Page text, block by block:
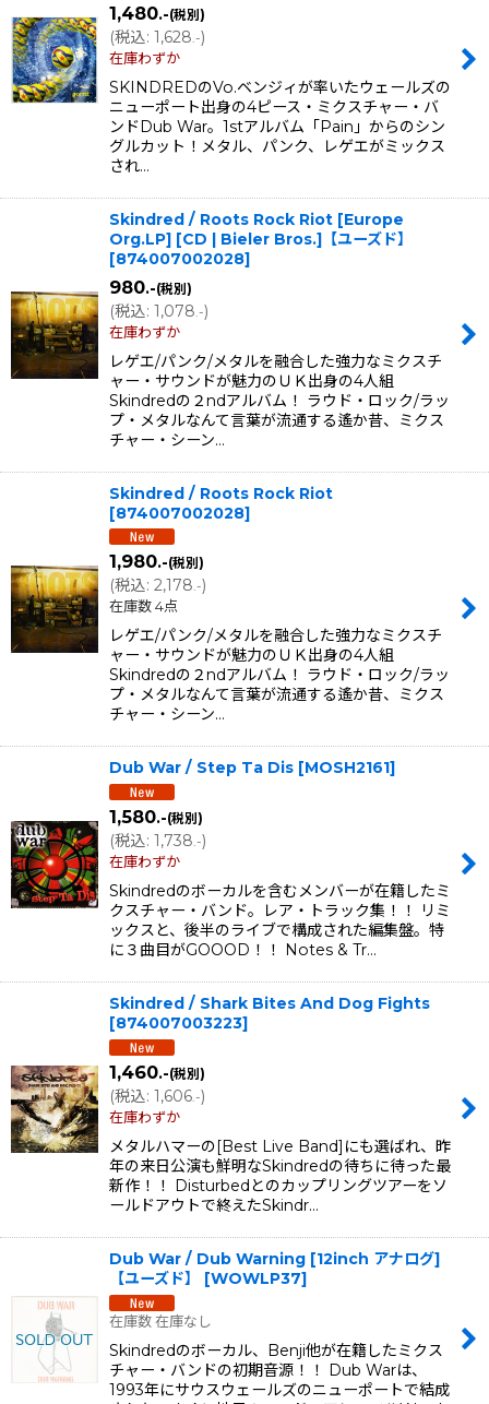
1,480.-(税別)
(税込: 1,628 .-)
在庫わずか
SKINDREDのVo.ベンジィが率いたウェールズの
ニューポート出身の4ピース・ミクスチャー・バ
ンドDub War。1stアルバム「Pain」からのシン
グルカット！メタル、パンク、レゲエがミックス
され…
Skindred / Roots Rock Riot [Europe
Org.LP] [CD | Bieler Bros.]【ユーズド】
[874007002028]
980.-(税別)
(税込: 1,078 .-)
在庫わずか
レゲエ/パンク/メタルを融合した強力なミクスチ
ャー・サウンドが魅力のＵＫ出身の4人組
Skindredの２ndアルバム！ ラウド・ロック/ラッ
プ・メタルなんて言葉が流通する遙か昔、ミクス
チャー・シーン…
Skindred / Roots Rock Riot
[874007002028]
1,980.-(税別)
(税込: 2,178.-)
在庫数 4点
レゲエ/パンク/メタルを融合した強力なミクスチ
ャー・サウンドが魅力のＵＫ出身の4人組
Skindredの２ndアルバム！ ラウド・ロック/ラッ
プ・メタルなんて言葉が流通する遙か昔、ミクス
チャー・シーン…
Dub War / Step Ta Dis [MOSH2161]
1,580.-(税別)
(税込: 1,738.-)
在庫わずか
Skindredのボーカルを含むメンバーが在籍したミ
クスチャー・バンド。レア・トラック集！！ リミ
ックスと、後半のライブで構成された編集盤。特
に３曲目がGOOOD！！ Notes & Tr…
Skindred / Shark Bites And Dog Fights
[874007003223]
1,460.-(税別)
(税込: 1,606 .-)
在庫わずか
メタルハマーの[Best Live Band]にも選ばれ、昨
年の来日公演も鮮明なSkindredの待ちに待った最
新作！！ Disturbedとのカップリングツアーをソ
ールドアウトで終えたSkindr…
Dub War / Dub Warning [12inch アナログ]
【ユーズド】
[WOWLP37]
在庫数 在庫なし
Skindredのボーカル、Benji他が在籍したミクス
チャー・バンドの初期音源！！ Dub Warは、
1993年にサウスウェールズのニューポートで結成